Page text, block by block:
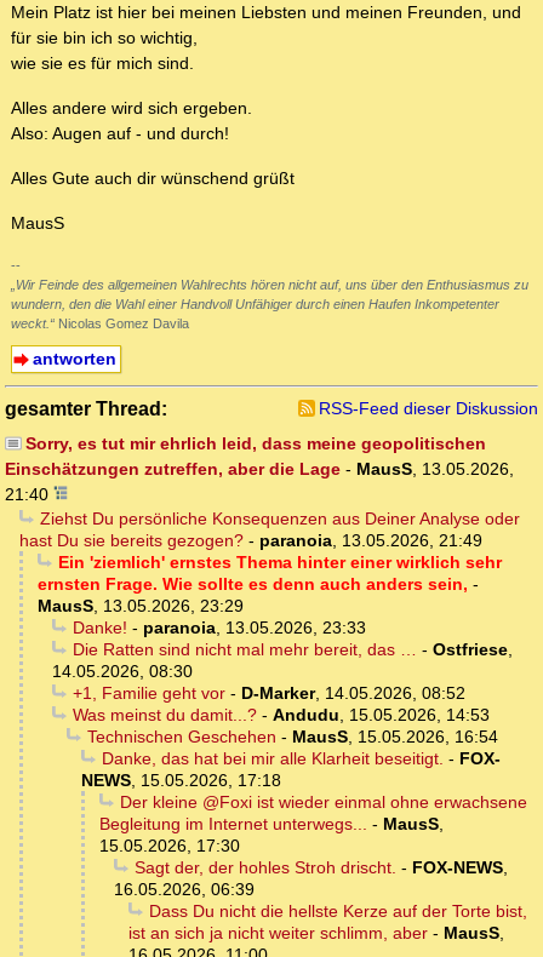
Mein Platz ist hier bei meinen Liebsten und meinen Freunden, und
für sie bin ich so wichtig,
wie sie es für mich sind.
Alles andere wird sich ergeben.
Also: Augen auf - und durch!
Alles Gute auch dir wünschend grüßt
MausS
--
„Wir Feinde des allgemeinen Wahlrechts hören nicht auf, uns über den Enthusiasmus zu
wundern, den die Wahl einer Handvoll Unfähiger durch einen Haufen Inkompetenter
weckt.“ Nicolas Gomez Davila
antworten
gesamter Thread:
RSS-Feed dieser Diskussion
Sorry, es tut mir ehrlich leid, dass meine geopolitischen
Einschätzungen zutreffen, aber die Lage - MausS, 13.05.2026,
21:40
Ziehst Du persönliche Konsequenzen aus Deiner Analyse oder
hast Du sie bereits gezogen? - paranoia, 13.05.2026, 21:49
Ein 'ziemlich' ernstes Thema hinter einer wirklich sehr
ernsten Frage. Wie sollte es denn auch anders sein, -
MausS, 13.05.2026, 23:29
Danke! - paranoia, 13.05.2026, 23:33
Die Ratten sind nicht mal mehr bereit, das … - Ostfriese,
14.05.2026, 08:30
+1, Familie geht vor- D-Marker, 14.05.2026, 08:52
Was meinst du damit...?- Andudu, 15.05.2026, 14:53
Technischen Geschehen - MausS, 15.05.2026, 16:54
Danke, das hat bei mir alle Klarheit beseitigt. - FOX-
NEWS, 15.05.2026, 17:18
Der kleine @Foxi ist wieder einmal ohne erwachsene
Begleitung im Internet unterwegs... - MausS,
15.05.2026, 17:30
Sagt der, der hohles Stroh drischt. - FOX-NEWS,
16.05.2026, 06:39
Dass Du nicht die hellste Kerze auf der Torte bist,
ist an sich ja nicht weiter schlimm, aber - MausS,